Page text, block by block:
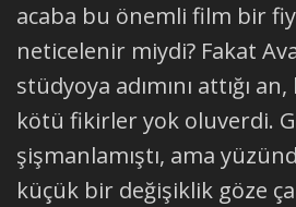
acaba bu önemli film bir
neticelenir miydi? Fakat
stüdyoya adımını attığı
kötü fikirler yok oluverdi.
şişmanlamıştı, ama
küçük bir değişiklik göze